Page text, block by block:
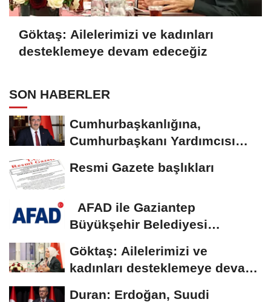
Göktaş: Ailelerimizi ve kadınları
desteklemeye devam edeceğiz
SON HABERLER
Cumhurbaşkanlığına,
Cumhurbaşkanı Yardımcısı
Resmi Gazete başlıkları
AFAD ile Gaziantep
Büyükşehir Belediyesi
Göktaş: Ailelerimizi ve
kadınları desteklemeye devam
Duran: Erdoğan, Suudi